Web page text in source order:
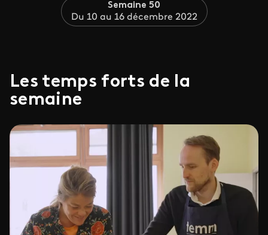
Semaine 50
Du 10 au 16 décembre 2022
Les temps forts de la
semaine